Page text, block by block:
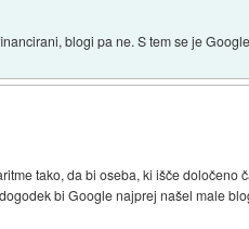
blogi pa ne. S tem se je
tako, da bi oseba, ki išče določeno
bi Google najprej našel male